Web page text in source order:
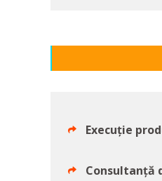
Execuţie
Consultanţă